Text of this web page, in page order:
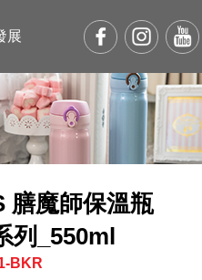
展
膳魔師保溫瓶
列_550ml
BKR